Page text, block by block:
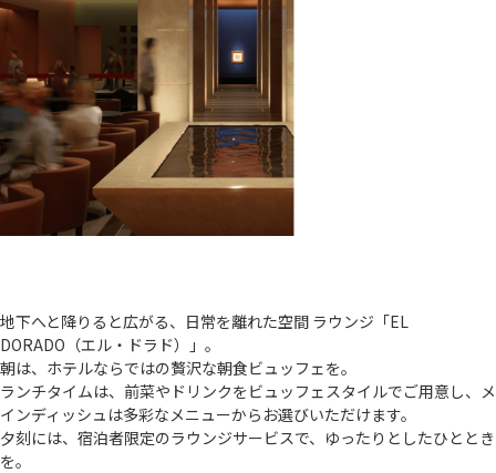
地下へと降りると広がる、日常を離れた空間 ラウンジ「EL
DORADO（エル・ドラド）」。
朝は、ホテルならではの贅沢な朝食ビュッフェを。
ランチタイムは、前菜やドリンクをビュッフェスタイルでご用意し、メ
インディッシュは多彩なメニューからお選びいただけます。
夕刻には、宿泊者限定のラウンジサービスで、ゆったりとしたひととき
を。